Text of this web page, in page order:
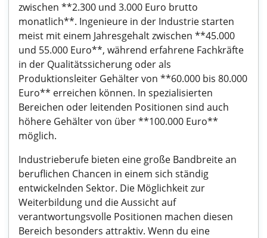
zwischen **2.300 und 3.000 Euro brutto
monatlich**. Ingenieure in der Industrie starten
meist mit einem Jahresgehalt zwischen **45.000
und 55.000 Euro**, während erfahrene Fachkräfte
in der Qualitätssicherung oder als
Produktionsleiter Gehälter von **60.000 bis 80.000
Euro** erreichen können. In spezialisierten
Bereichen oder leitenden Positionen sind auch
höhere Gehälter von über **100.000 Euro**
möglich.
Industrieberufe bieten eine große Bandbreite an
beruflichen Chancen in einem sich ständig
entwickelnden Sektor. Die Möglichkeit zur
Weiterbildung und die Aussicht auf
verantwortungsvolle Positionen machen diesen
Bereich besonders attraktiv. Wenn du eine